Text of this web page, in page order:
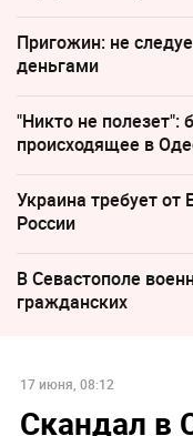
Пригожин: не
деньгами
"Никто не полезет":
происходящее в
Украина требует от
России
В Севастополе
гражданских
17 июня, 08:12
Скандал в